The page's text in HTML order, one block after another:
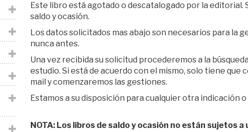
Este libro está agotado o descatalogado por la editorial.
saldo y ocasión.
Los datos solicitados mas abajo son necesarios para la
nunca antes.
Una vez recibida su solicitud procederemos a la
estudio. Si está de acuerdo con el mismo, solo tiene que confirmarnos su presupuesto en respuesta a nuestro e-
mail y comenzaremos las gestiones.
Estamos a su disposición para cualquier otra indicación
NOTA: Los libros de saldo y ocasión no están sujetos